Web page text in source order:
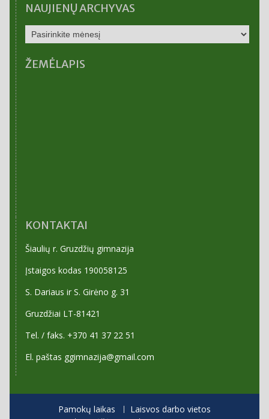
NAUJIENŲ ARCHYVAS
NAUJIENŲ
ARCHYVAS
ŽEMĖLAPIS
KONTAKTAI
Šiaulių r. Gruzdžių gimnazija
Įstaigos kodas 190058125
S. Dariaus ir S. Girėno g. 31
Gruzdžiai LT-81421
Tel. / faks. +370 41 37 22 51
El. paštas ggimnazija@gmail.com
Pamokų laikas
Laisvos darbo vietos